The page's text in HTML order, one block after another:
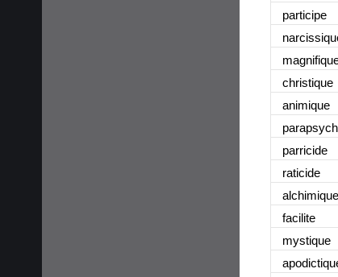
participe
christique
animique
parricide
raticide
alchimique
facilite
mystique